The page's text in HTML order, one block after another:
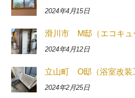
2024年4月15日
滑川市 M邸（エコキュ
2024年4月12日
立山町 O邸（浴室改装
2024年2月25日